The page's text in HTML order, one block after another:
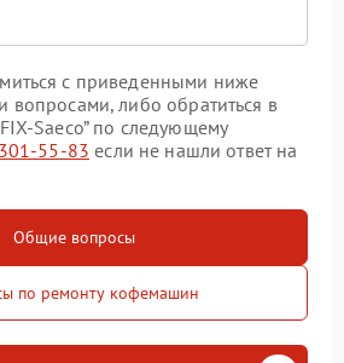
с приведенными ниже
вопросами, либо обратиться в
Saeco” по следующему
55-83 если не нашли ответ на
Общие вопросы
по ремонту кофемашин